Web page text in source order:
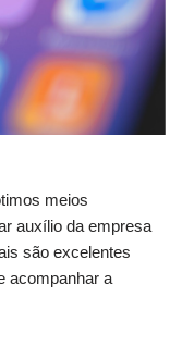
meios
auxílio da empresa
são excelentes
acompanhar a